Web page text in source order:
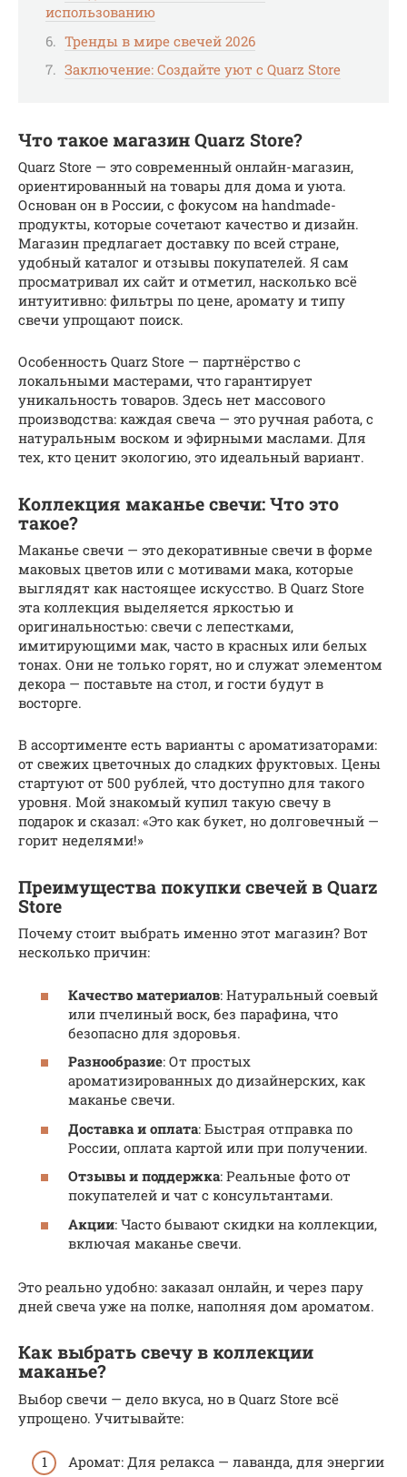
использованию
Тренды в мире свечей 2026
Заключение: Создайте уют с Quarz Store
Что такое магазин Quarz Store?
Quarz Store — это современный онлайн-магазин,
ориентированный на товары для дома и уюта.
Основан он в России, с фокусом на handmade-
продукты, которые сочетают качество и дизайн.
Магазин предлагает доставку по всей стране,
удобный каталог и отзывы покупателей. Я сам
просматривал их сайт и отметил, насколько всё
интуитивно: фильтры по цене, аромату и типу
свечи упрощают поиск.
Особенность Quarz Store — партнёрство с
локальными мастерами, что гарантирует
уникальность товаров. Здесь нет массового
производства: каждая свеча — это ручная работа, с
натуральным воском и эфирными маслами. Для
тех, кто ценит экологию, это идеальный вариант.
Коллекция маканье свечи: Что это
такое?
Маканье свечи — это декоративные свечи в форме
маковых цветов или с мотивами мака, которые
выглядят как настоящее искусство. В Quarz Store
эта коллекция выделяется яркостью и
оригинальностью: свечи с лепестками,
имитирующими мак, часто в красных или белых
тонах. Они не только горят, но и служат элементом
декора — поставьте на стол, и гости будут в
восторге.
В ассортименте есть варианты с ароматизаторами:
от свежих цветочных до сладких фруктовых. Цены
стартуют от 500 рублей, что доступно для такого
уровня. Мой знакомый купил такую свечу в
подарок и сказал: «Это как букет, но долговечный —
горит неделями!»
Преимущества покупки свечей в Quarz
Store
Почему стоит выбрать именно этот магазин? Вот
несколько причин:
Качество материалов: Натуральный соевый
или пчелиный воск, без парафина, что
безопасно для здоровья.
Разнообразие: От простых
ароматизированных до дизайнерских, как
маканье свечи.
Доставка и оплата: Быстрая отправка по
России, оплата картой или при получении.
Отзывы и поддержка: Реальные фото от
покупателей и чат с консультантами.
Акции: Часто бывают скидки на коллекции,
включая маканье свечи.
Это реально удобно: заказал онлайн, и через пару
дней свеча уже на полке, наполняя дом ароматом.
Как выбрать свечу в коллекции
маканье?
Выбор свечи — дело вкуса, но в Quarz Store всё
упрощено. Учитывайте:
Аромат: Для релакса — лаванда, для энергии